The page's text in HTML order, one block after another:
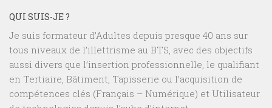
QUI SUIS-JE ?
Je suis formateur d’Adultes depuis presque 40 ans sur
tous niveaux de l’illettrisme au BTS, avec des objectifs
aussi divers que l’insertion professionnelle, le qualifiant
en Tertiaire, Bâtiment, Tapisserie ou l’acquisition de
compétences clés (Français – Numérique) et Utilisateur